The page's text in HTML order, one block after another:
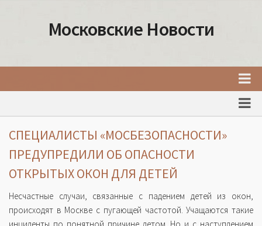
Московские Новости
События Москвы
Москва
СПЕЦИАЛИСТЫ «МОСБЕЗОПАСНОСТИ»
ПРЕДУПРЕДИЛИ ОБ ОПАСНОСТИ
ОТКРЫТЫХ ОКОН ДЛЯ ДЕТЕЙ
Несчастные случаи, связанные с падением детей из окон,
происходят в Москве с пугающей частотой. Учащаются такие